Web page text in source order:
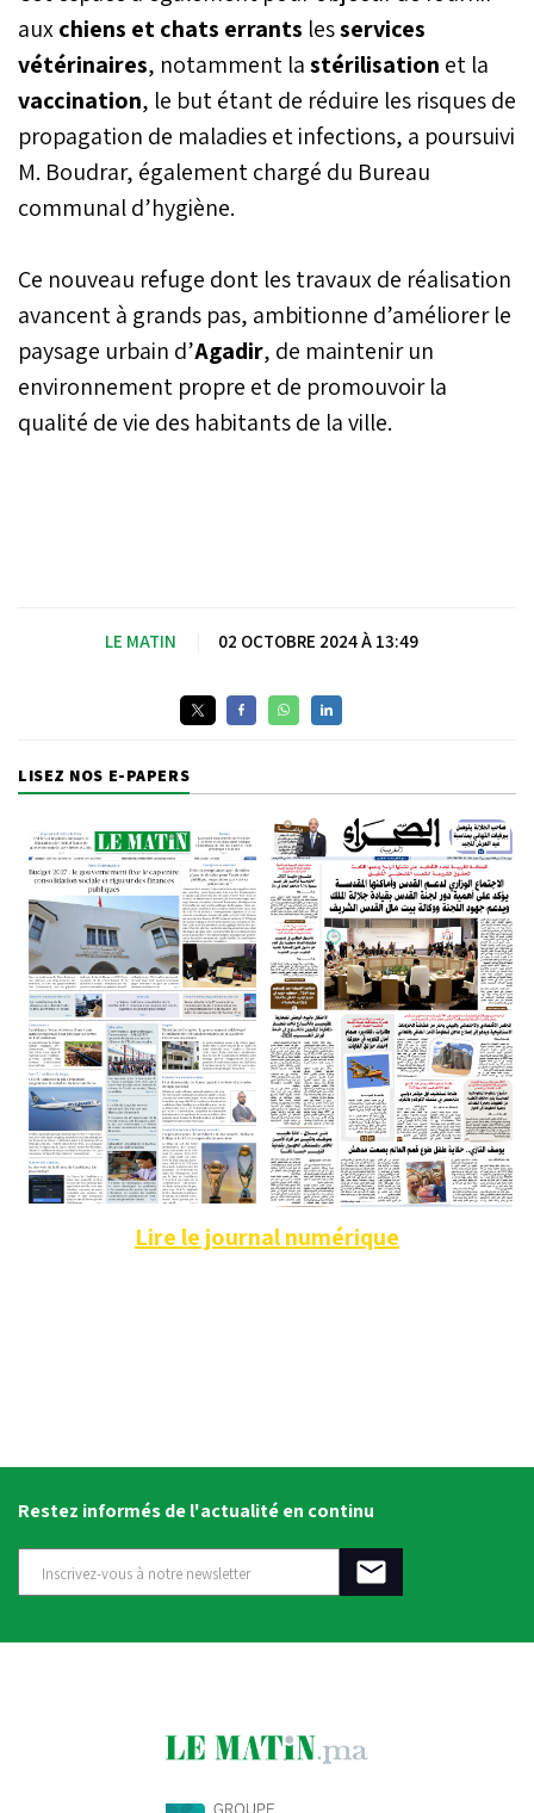
années.
auxchiens et chats errants lesservices
vétérinaires, notamment lastérilisation et la
vaccination, le but étant de réduire les risques de
propagation de maladies et infections, a poursuivi
M. Boudrar, également chargé du Bureau
communal d’hygiène.
Ce nouveau refuge dont les travaux de réalisation
avancent à grands pas, ambitionne d’améliorer le
paysage urbain d’Agadir, de maintenir un
environnement propre et de promouvoir la
qualité de vie des habitants de la ville.
LE MATIN 02 OCTOBRE 2024 À 13:49
LISEZ NOS E-PAPERS
Lire le journal numérique
Restez informés de l'actualité en continu